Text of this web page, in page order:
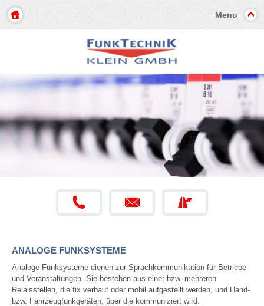
Menu
ANALOGE FUNKSYSTEME
Analoge Funksysteme dienen zur Sprachkommunikation für Betriebe
und Veranstaltungen. Sie bestehen aus einer bzw. mehreren
Relaisstellen, die fix verbaut oder mobil aufgestellt werden, und Hand-
bzw. Fahrzeugfunkgeräten, über die kommuniziert wird.